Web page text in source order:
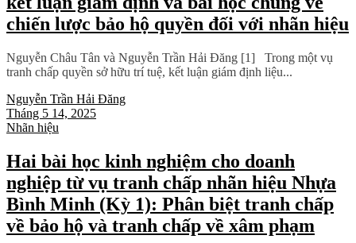
chiến lược bảo hộ quyền đối với nhãn hiệu
Nguyễn Châu Tân và Nguyễn Trần Hải Đăng [1] Trong một vụ
tranh chấp quyền sở hữu trí tuệ, kết luận giám định liệu...
Nguyễn Trần Hải Đăng
Tháng 5 14, 2025
Nhãn hiệu
Hai bài học kinh nghiệm cho doanh
nghiệp từ vụ tranh chấp nhãn hiệu Nhựa
Bình Minh (Kỳ 1): Phân biệt tranh chấp
về bảo hộ và tranh chấp về xâm phạm